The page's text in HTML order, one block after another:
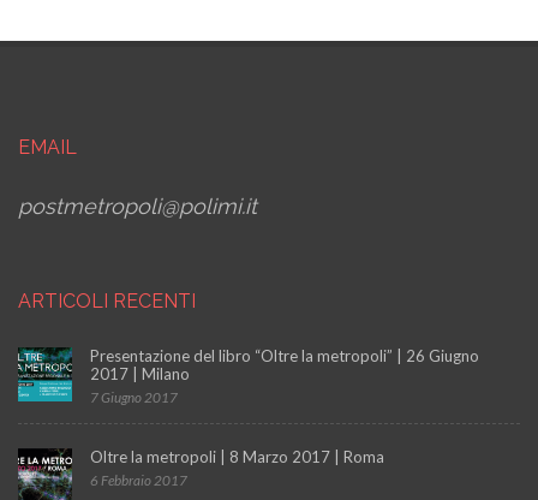
EMAIL
postmetropoli@polimi.it
ARTICOLI RECENTI
Presentazione del libro “Oltre la metropoli” | 26 Giugno
2017 | Milano
7 Giugno 2017
Oltre la metropoli | 8 Marzo 2017 | Roma
6 Febbraio 2017